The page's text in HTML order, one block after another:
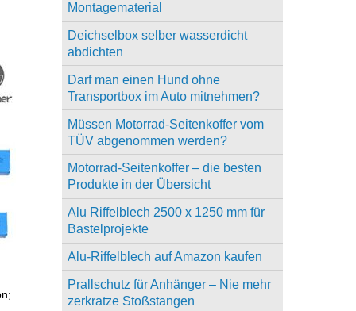
Montagematerial
Deichselbox selber wasserdicht
abdichten
Darf man einen Hund ohne
Transportbox im Auto mitnehmen?
Müssen Motorrad-Seitenkoffer vom
TÜV abgenommen werden?
Motorrad-Seitenkoffer – die besten
Produkte in der Übersicht
Alu Riffelblech 2500 x 1250 mm für
Bastelprojekte
Alu-Riffelblech auf Amazon kaufen
Prallschutz für Anhänger – Nie mehr
zerkratze Stoßstangen